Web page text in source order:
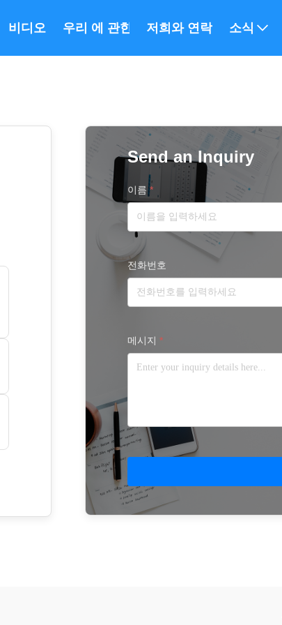
비디오 우리 에 관한 것저희와 연락 소식
Send an Inquiry
이름*
전화번호
메시지 *